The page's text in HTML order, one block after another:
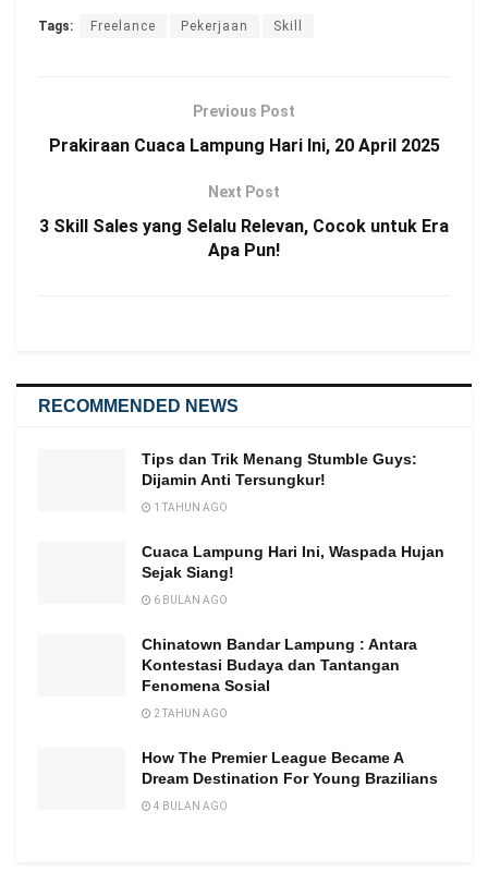
Tags: Freelance Pekerjaan Skill
Previous Post
Prakiraan Cuaca Lampung Hari Ini, 20 April 2025
Next Post
3 Skill Sales yang Selalu Relevan, Cocok untuk Era
Apa Pun!
RECOMMENDED NEWS
Tips dan Trik Menang Stumble Guys:
Dijamin Anti Tersungkur!
1 TAHUN AGO
Cuaca Lampung Hari Ini, Waspada Hujan
Sejak Siang!
6 BULAN AGO
Chinatown Bandar Lampung : Antara
Kontestasi Budaya dan Tantangan
Fenomena Sosial
2 TAHUN AGO
How The Premier League Became A
Dream Destination For Young Brazilians
4 BULAN AGO